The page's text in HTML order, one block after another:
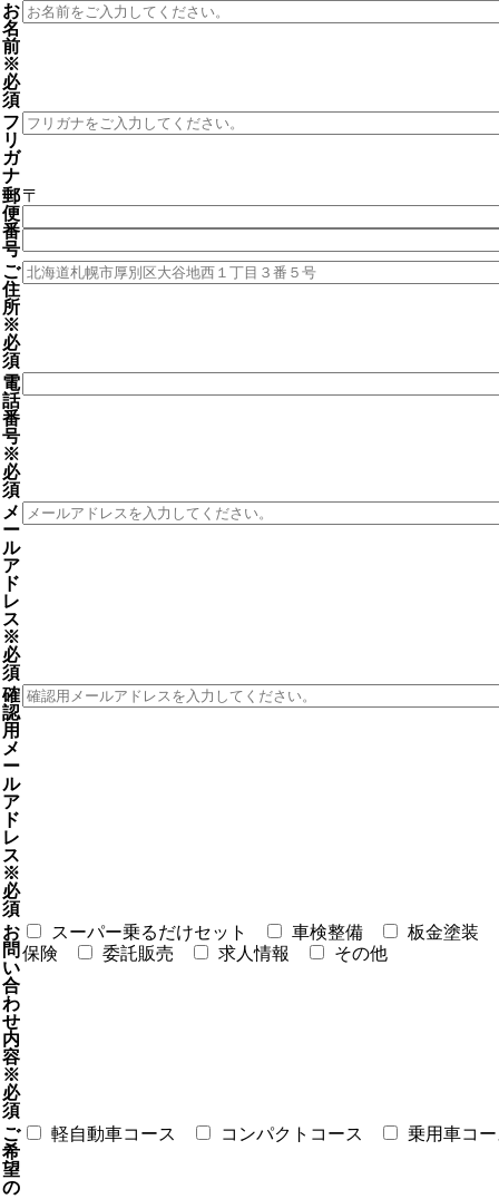
お
名
前
※
必
須
フ
リ
ガ
ナ
郵
便
番
号
〒
ご
住
所
※
必
須
電
話
番
号
※
必
須
メ
ー
ル
ア
ド
レ
ス
※
必
須
確
認
用
メ
ー
ル
ア
ド
レ
ス
※
必
須
お
問
い
合
わ
せ
内
容
※
必
須
スーパー乗るだけセット 車検整備
板金塗装
保険
委託販売 求人情報 その他
ご
希
望
の
軽自動車コース コンパクトコース 乗用車コ